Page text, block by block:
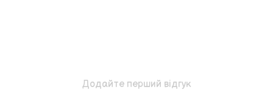
Додайте перший відгук